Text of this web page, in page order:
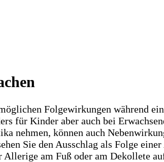
Folgewirkungen während
für Kinder aber auch bei
nehmen, können auch
Sie den Ausschlag als Folge
Allerige am Fuß oder am Dekollete